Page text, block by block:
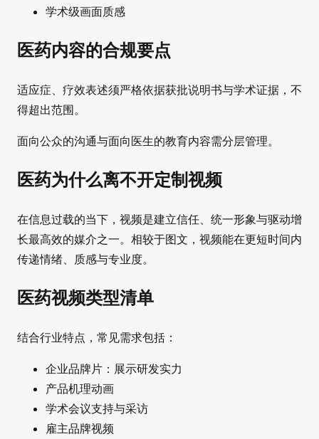
学术级画面质感
医药内容的合规要点
适应症、疗效表述须严格依据获批说明书与学术证据，不
得超出范围。
面向公众的沟通与面向医生的教育内容需分层管理。
医药为什么离不开定制视频
在信息过载的当下，视频是建立信任、统一形象与驱动增
长最高效的媒介之一。相较于图文，视频能在更短时间内
传递情绪、质感与专业度。
医药视频类型清单
结合行业特点，常见需求包括：
企业品牌片：展示研发实力
产品机理动画
学术会议支持与采访
雇主品牌视频